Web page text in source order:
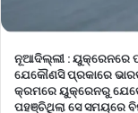
ନୂଆଦିଲ୍ଲୀ :ୟୁକ୍ରେନରେ
ଯେକୌଣସି ପ୍ରକାରେ
କ୍ରମରେ ୟୁକ୍ରେନରୁ
ପହଞ୍ଚିଥିଲା ସେ ସମୟରେ